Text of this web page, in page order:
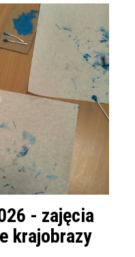
- zajęcia
krajobrazy